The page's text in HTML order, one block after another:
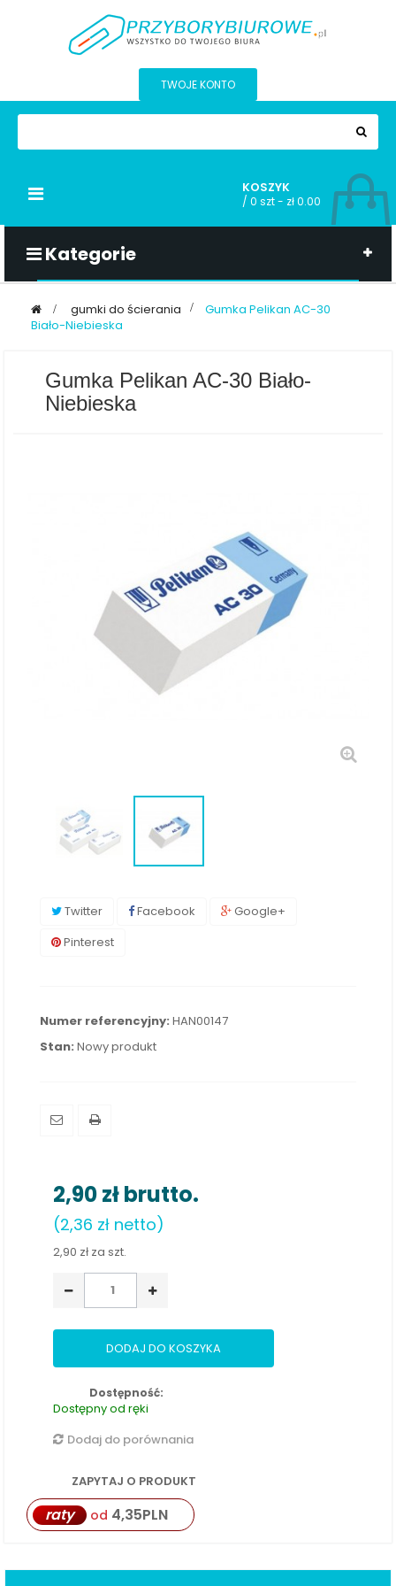
TWOJE KONTO
KOSZYK
/ 0 szt - zł 0.00
Kategorie
Przełącz
> gumki do ścierania >
Gumka Pelikan AC-30
Biało-Niebieska
Gumka Pelikan AC-30 Biało-
Niebieska
Twitter Facebook
Google+
Pinterest
Numer referencyjny: HAN00147
Stan: Nowy produkt
2,90 złbrutto.
(2,36 zł netto)
2,90 zł za szt.
DODAJ DO KOSZYKA
Dostępność:
Dostępny od ręki
Dodaj do porównania
ZAPYTAJ O PRODUKT
raty od 4,35PLN